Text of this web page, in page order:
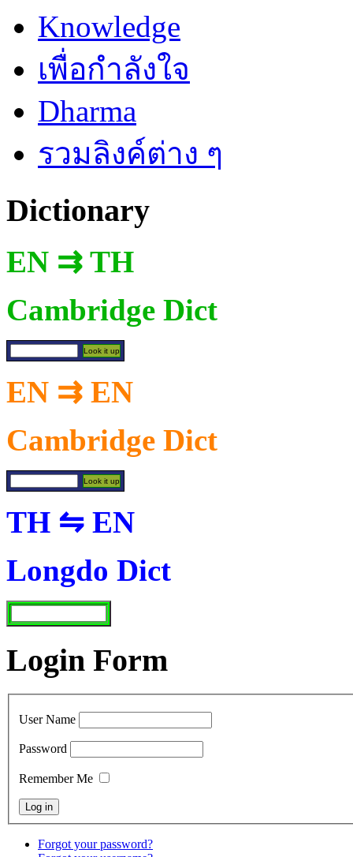
Knowledge
เพื่อกำลังใจ
Dharma
รวมลิงค์ต่าง ๆ
Dictionary
EN ⇉ TH
Cambridge Dict
EN ⇉ EN
Cambridge Dict
TH ⇋ EN
Longdo Dict
Login Form
User Name
Password
Remember Me
Forgot your password?